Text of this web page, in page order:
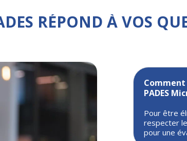
RÉPOND À VOS
PADES
Pour être
respecter
pour une